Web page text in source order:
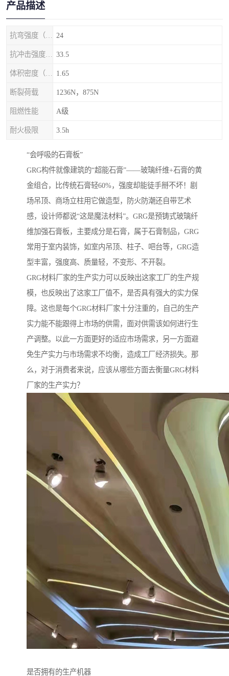
产品描述
24
33.5
1.65
断裂荷载 1236N，875N
阻燃性能 A级
耐火极限 3.5h
‌“会呼吸的石膏板”‌
GRG构件就像建筑的“超能石膏”——玻璃纤维+石膏的黄
金组合，比传统石膏轻60%，强度却能徒手掰不坏！剧
场吊顶、商场立柱用它做造型，防火防潮还自带艺术
感，设计师都说“这是魔法材料”。GRG是预铸式玻璃纤
维加强石膏板，主要成分是石膏，属于石膏制品，GRG
常用于室内装饰，如室内吊顶、柱子、吧台等，GRG造
型丰富，强度高、质量轻，不变形、不开裂。
GRG材料厂家的生产实力可以反映出这家工厂的生产规
模，也反映出了这家工厂值不，是否具有强大的实力保
障。这也是每个GRG材料厂家十分注重的，自己的生产
实力能不能跟得上市场的供需，面对供需该如何进行生
产调整。以此一方面更好的适应市场需求，另一方面避
免生产实力与市场需求不均衡，造成工厂经济损失。那
么，对于消费者来说，应该从哪些方面去衡量GRG材料
厂家的生产实力？
是否拥有的生产机器